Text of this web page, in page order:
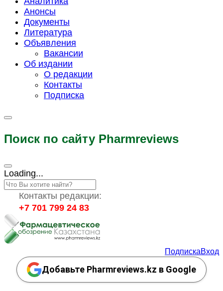
Анонсы
Документы
Литература
Объявления
Вакансии
Об издании
О редакции
Контакты
Подписка
Поиск по сайту Pharmreviews
Loading...
Контакты редакции:
+7 701 799 24 83
ПодпискаВход
Добавьте Pharmreviews.kz в Google